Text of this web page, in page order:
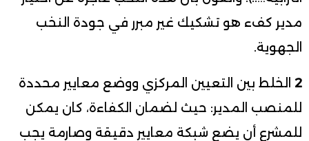
مدير كفء هو تشكيك غير مبرر في جودة النخب
الجهوية.
2 الخلط بين التعيين المركزي ووضع معايير محددة
للمنصب المدير: حيث لضمان الكفاءة، كان يمكن
للمشرع أن يضع شبكة معايير دقيقة وصارمة يجب